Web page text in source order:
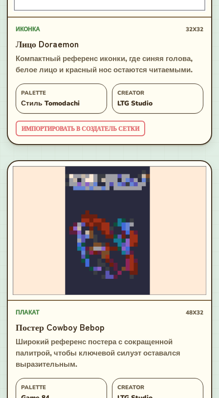
ИКОНКА 32X32
Лицо Doraemon
Компактный референс иконки, где синяя голова,
белое лицо и красный нос остаются читаемыми.
PALETTE
Стиль Tomodachi
CREATOR
LTG Studio
ИМПОРТИРОВАТЬ В СОЗДАТЕЛЬ СЕТКИ
ПЛАКАТ 48X32
Постер Cowboy Bebop
Широкий референс постера с сокращенной
палитрой, чтобы ключевой силуэт оставался
выразительным.
PALETTE CREATOR